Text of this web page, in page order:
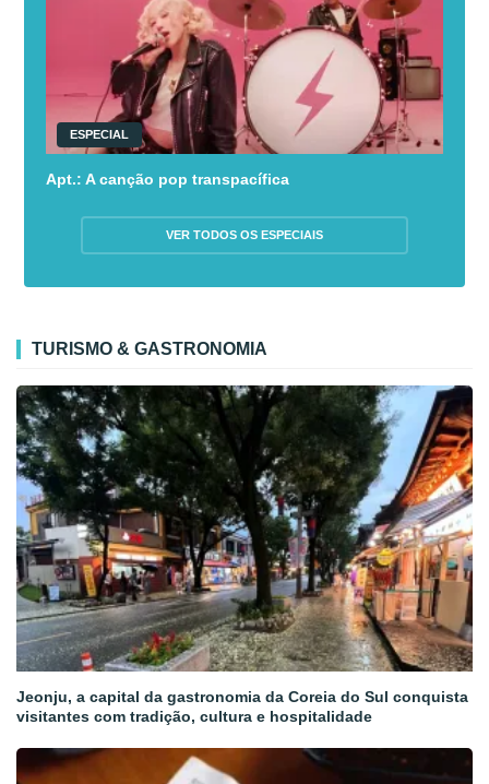
ESPECIAL
Apt.: A canção pop transpacífica
VER TODOS OS ESPECIAIS
TURISMO & GASTRONOMIA
Jeonju, a capital da gastronomia da Coreia do Sul conquista
visitantes com tradição, cultura e hospitalidade